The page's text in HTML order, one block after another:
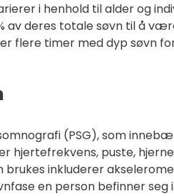
i henhold til alder og
av deres totale søvn til å
flere timer med dyp søvn
(PSG), som
hjertefrekvens, puste,
inkluderer
en person befinner seg i.